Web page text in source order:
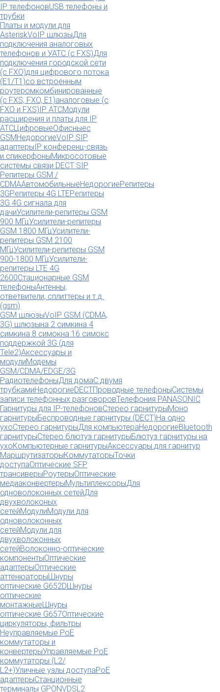
IP телефоновUSB телефоны и
трубки
Платы и модули для
AsteriskVoIP шлюзыДля
подключения аналоговых
телефонов и УАТС (с FXS)Для
подключения городской сети
(с FXO)для цифрового потока
(E1/T1)со встроенным
роутеромкомбинированные
(c FXS, FXO, E1)аналоговые (с
FXO и FXS)IP АТСМодули
расширения и платы для IP
АТСЦифровыеОфисныес
GSMНедорогиеVoIP SIP
адаптерыIP конференц-связь
и спикерфоныМикросотовые
системы связи DECT SIP
Репитеры GSM /
CDMAАвтомобильныеНедорогиеРепитеры
3GРепитеры 4G LTEРепитеры
3G 4G сигнала для
дачиУсилители-репитеры GSM
900 МГцУсилители-репитеры
GSM 1800 МГцУсилители-
репитеры GSM 2100
МГцУсилители-репитеры GSM
900-1800 МГцУсилители-
репитеры LTE 4G
2600Стационарные GSM
телефоныАнтенны,
ответвители, сплиттеры и т.д.
(gsm)
GSM шлюзыVoIP GSM (CDMA,
3G) шлюзына 2 симкина 4
симкина 8 симокна 16 симокс
поддержкой 3G (для
Tele2)Аксессуары и
модулиМодемы
GSM/CDMA/EDGE/3G
РадиотелефоныДля домаС двумя
трубкамиНедорогиеDECTПроводные телефоныСистемы
записи телефонных разговоровТелефония PANASONIC
Гарнитуры для IP-телефоновСтерео гарнитурыМоно
гарнитурыБеспроводные гарнитуры (DECT)На одно
ухоСтерео гарнитурыДля компьютераНедорогиеBluetooth
гарнитурыСтерео блютуз гарнитурыБлютуз гарнитуры на
ухоКомпьютерные гарнитурыАксессуары для гарнитур
МаршрутизаторыКоммутаторыТочки
доступаОптические SFP
трансиверыРоутерыОптические
медиаконвертерыМультиплексорыДля
одноволоконных сетейДля
двухволоконых
сетейМодулиМодули для
одноволоконных
сетейМодули для
двухволоконных
сетейВолоконно-оптические
компонентыОптические
адаптерыОптические
аттенюаторыШнуры
оптические G652DШнуры
оптические
монтажныеШнуры
оптические G657Оптические
циркуляторы, фильтры
Неуправляемые PoE
коммутаторы и
конвертерыУправляемые PoE
коммутаторы (L2/
L2+)Уличные узлы доступаPoE
адаптерыСтанционные
терминалы GPONVDSL2